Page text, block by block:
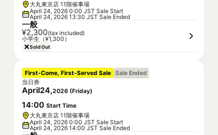
大丸東京店 11階催事場
April 24, 2026 0:00 JST Sale Start
April 24, 2026 13:30 JST Sale Ended
一般
¥2,300(tax included)
小学生（¥1,300）
Sold Out
First-Come, First-Served Sale Sale Ended
当日券
April24,2026 (Friday)
14:00 Start Time
大丸東京店 11階催事場
April 24, 2026 0:00 JST Sale Start
April 24, 2026 14:00 JST Sale Ended